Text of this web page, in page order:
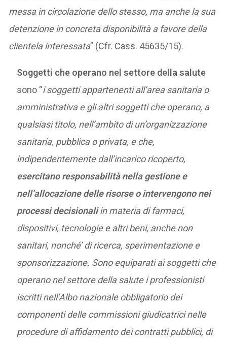
messa in circolazione dello stesso, ma anche la sua
detenzione in concreta disponibilità a favore della
clientela interessata” (Cfr. Cass. 45635/15).
Soggetti che operano nel settore della salute
sono “i soggetti appartenenti all’area sanitaria o
amministrativa e gli altri soggetti che operano, a
qualsiasi titolo, nell’ambito di un’organizzazione
sanitaria, pubblica o privata, e che,
indipendentemente dall’incarico ricoperto,
esercitano responsabilità nella gestione e
nell’allocazione delle risorse o intervengono nei
processi decisionaliin materia di farmaci,
dispositivi, tecnologie e altri beni, anche non
sanitari, nonché’ di ricerca, sperimentazione e
sponsorizzazione. Sono equiparati ai soggetti che
operano nel settore della salute i professionisti
iscritti nell’Albo nazionale obbligatorio dei
componenti delle commissioni giudicatrici nelle
procedure di affidamento dei contratti pubblici, di